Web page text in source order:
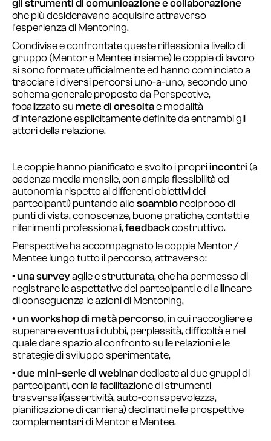
gli strumenti di comunicazione e collaborazione
che più desideravano acquisire attraverso
l’esperienza di Mentoring.
Condivise e confrontate queste riflessioni a livello di
gruppo (Mentor e Mentee insieme) le coppie di lavoro
si sono formate ufficialmente ed hanno cominciato a
tracciare i diversi percorsi uno-a-uno, secondo uno
schema generale proposto da Perspective,
focalizzato su mete di crescitae modalità
d’interazione esplicitamente definite da entrambi gli
attori della relazione.
Le coppie hanno pianificato e svolto i propriincontri (a
cadenza media mensile, con ampia flessibilità ed
autonomia rispetto ai differenti obiettivi dei
partecipanti) puntando alloscambioreciproco di
punti di vista, conoscenze, buone pratiche, contatti e
riferimenti professionali,feedbackcostruttivo.
Perspective ha accompagnato le coppie Mentor /
Mentee lungo tutto il percorso, attraverso:
•unasurveyagile e strutturata, che ha permesso di
registrare le aspettative dei partecipanti e di allineare
di conseguenza le azioni di Mentoring,
•unworkshop di metà percorso, in cui raccogliere e
superare eventuali dubbi, perplessità, difficoltà e nel
quale dare spazio al confronto sulle relazioni e le
strategie di sviluppo sperimentate,
•due mini-serie di webinardedicate ai due gruppi di
partecipanti, con la facilitazione di strumenti
trasversali(assertività, auto-consapevolezza,
pianificazione di carriera) declinati nelle prospettive
complementari di Mentor e Mentee.